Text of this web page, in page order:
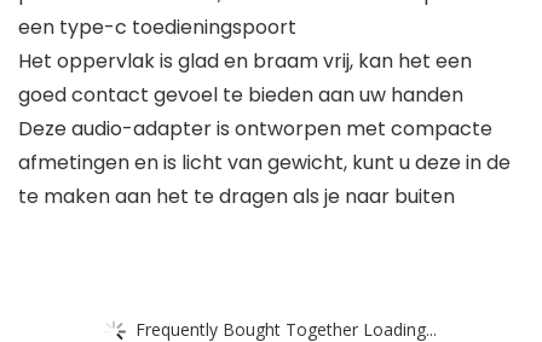
een type-c toedieningspoort
Het oppervlak is glad en braam vrij, kan het een
goed contact gevoel te bieden aan uw handen
Deze audio-adapter is ontworpen met compacte
afmetingen en is licht van gewicht, kunt u deze in de
te maken aan het te dragen als je naar buiten
Frequently Bought Together Loading...